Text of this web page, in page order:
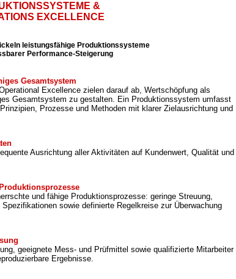
&
EXCELLENCE
leistungsfähige Produktionssysteme
Performance-Steigerung
Gesamtsystem
Excellence zielen darauf ab, Wertschöpfung als
Gesamtsystem zu gestalten. Ein Produktionssystem umfasst
Prozesse und Methoden mit klarer Zielausrichtung und
Ausrichtung aller Aktivitäten auf Kundenwert, Qualität und
und fähige Produktionsprozesse: geringe Streuung,
sowie definierte Regelkreise zur Überwachung
geeignete Mess- und Prüfmittel sowie qualifizierte Mitarbeiter
Ergebnisse.